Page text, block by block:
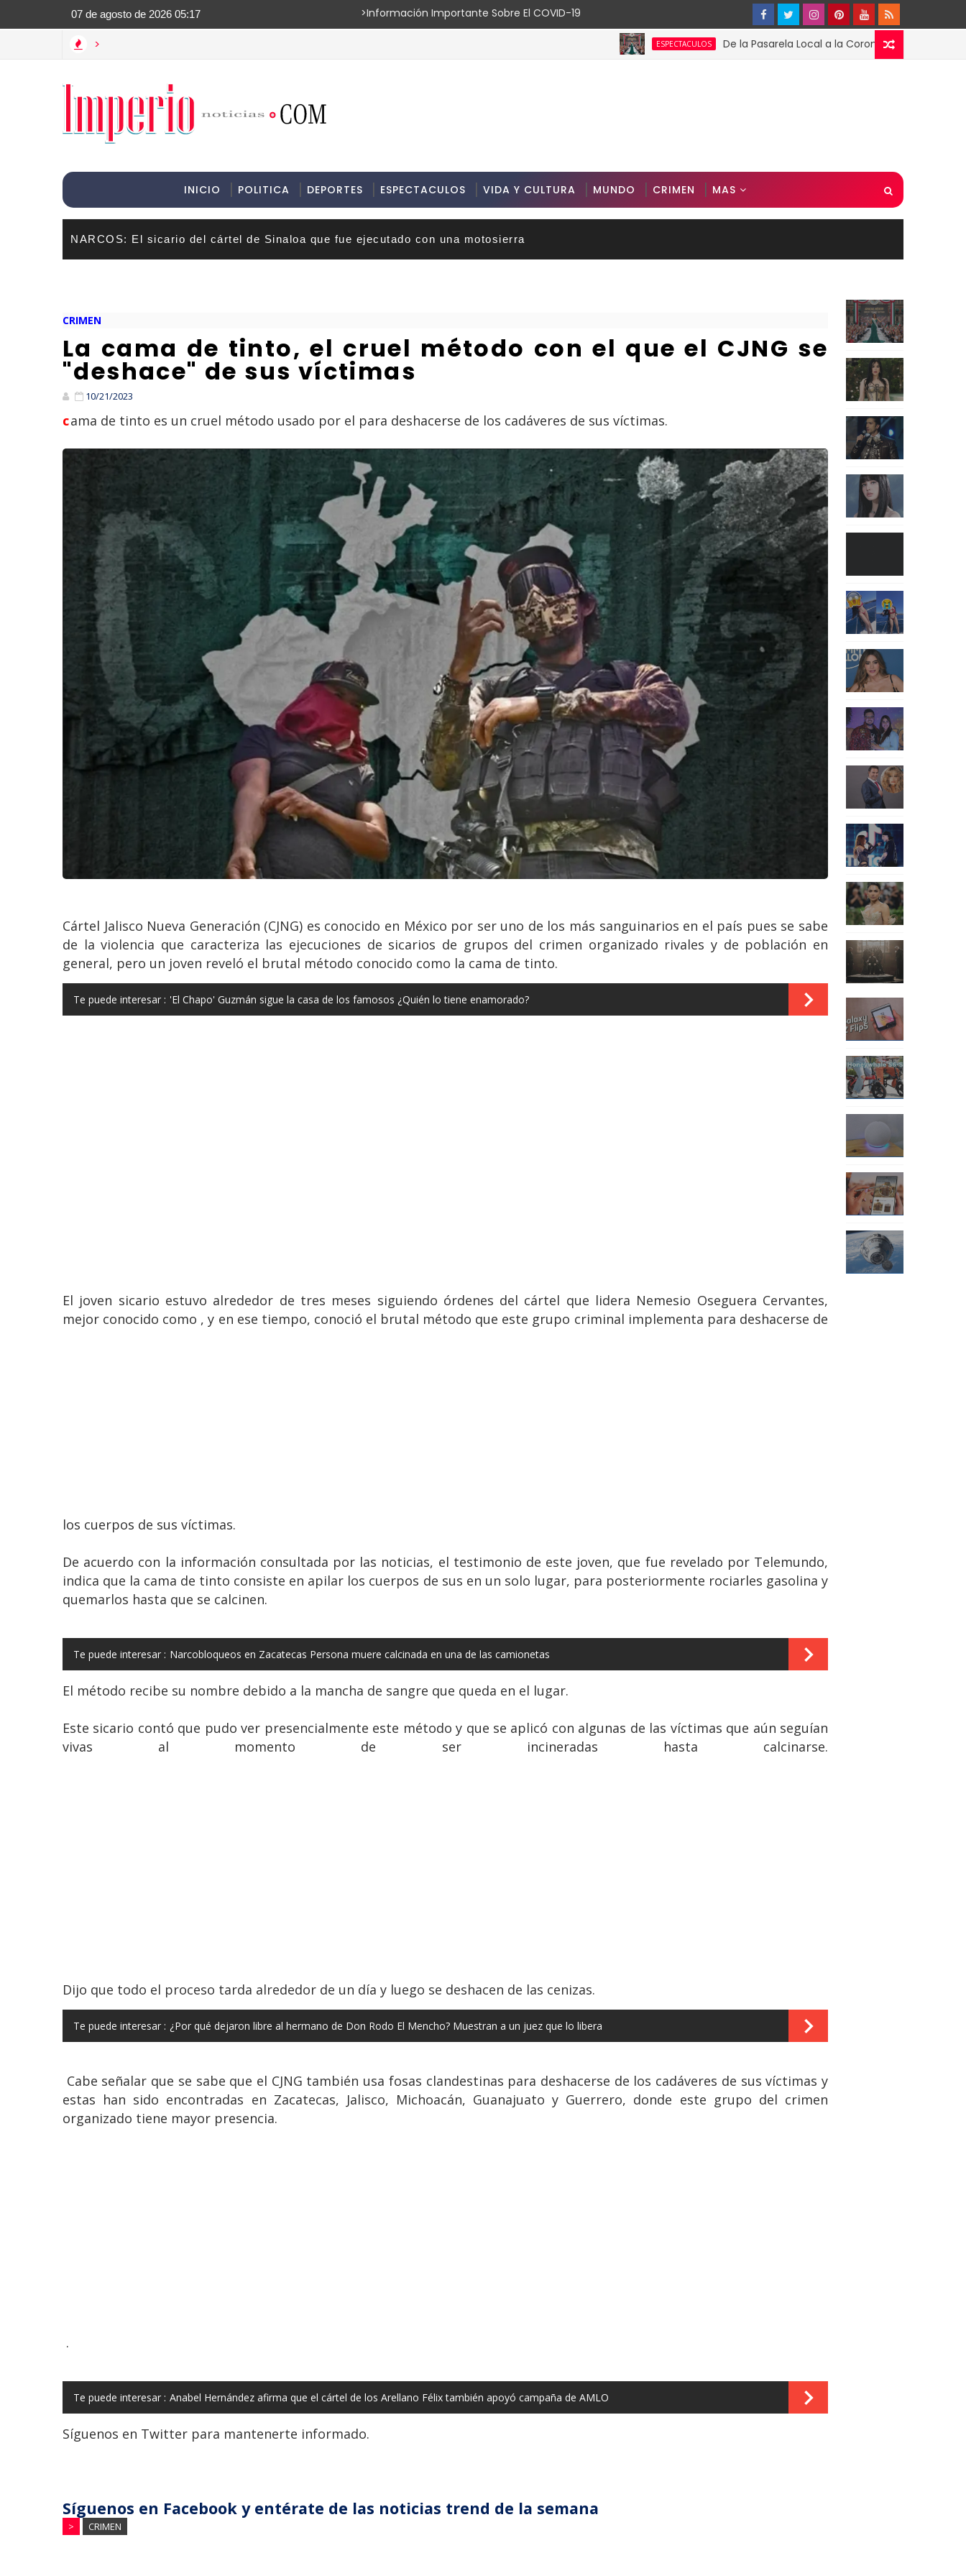
>Información Importante Sobre El COVID-19
> ESPECTACULOS De la Pasarela Local a la Corona Global: El Triunfo de
INICIO POLITICA DEPORTES ESPECTACULOS VIDA Y CULTURA MUNDO CRIMEN MAS
NARCOS: El sicario del cártel de Sinaloa que fue ejecutado con una motosierra
CRIMEN
La cama de tinto, el cruel método con el que el CJNG se
"deshace" de sus víctimas
10/21/2023
cama de tinto es un cruel método usado por el para deshacerse de los cadáveres de sus víctimas.
Cártel Jalisco Nueva Generación (CJNG) es conocido en México por ser uno de los más sanguinarios en el país pues se sabe
de la violencia que caracteriza las ejecuciones de sicarios de grupos del crimen organizado rivales y de población en
general, pero un joven reveló el brutal método conocido como la cama de tinto.
Te puede interesar : 'El Chapo' Guzmán sigue la casa de los famosos ¿Quién lo tiene enamorado?
El joven sicario estuvo alrededor de tres meses siguiendo órdenes del cártel que lidera Nemesio Oseguera Cervantes,
mejor conocido como , y en ese tiempo, conoció el brutal método que este grupo criminal implementa para deshacerse de
los cuerpos de sus víctimas.
De acuerdo con la información consultada por las noticias, el testimonio de este joven, que fue revelado por Telemundo,
indica que la cama de tinto consiste en apilar los cuerpos de sus en un solo lugar, para posteriormente rociarles gasolina y
quemarlos hasta que se calcinen.
Te puede interesar : Narcobloqueos en Zacatecas Persona muere calcinada en una de las camionetas
El método recibe su nombre debido a la mancha de sangre que queda en el lugar.
Este sicario contó que pudo ver presencialmente este método y que se aplicó con algunas de las víctimas que aún seguían
vivas al momento de ser incineradas hasta calcinarse.
Dijo que todo el proceso tarda alrededor de un día y luego se deshacen de las cenizas.
Te puede interesar : ¿Por qué dejaron libre al hermano de Don Rodo El Mencho? Muestran a un juez que lo libera
Cabe señalar que se sabe que el CJNG también usa fosas clandestinas para deshacerse de los cadáveres de sus víctimas y
estas han sido encontradas en Zacatecas, Jalisco, Michoacán, Guanajuato y Guerrero, donde este grupo del crimen
organizado tiene mayor presencia.
.
Te puede interesar : Anabel Hernández afirma que el cártel de los Arellano Félix también apoyó campaña de AMLO
Síguenos en Twitter para mantenerte informado.
Síguenos en Facebook y entérate de las noticias trend de la semana
> CRIMEN